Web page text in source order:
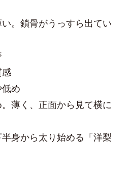
。鎖骨がうっすら出てい
め
薄く、正面から見て横に
身から太り始める「洋梨